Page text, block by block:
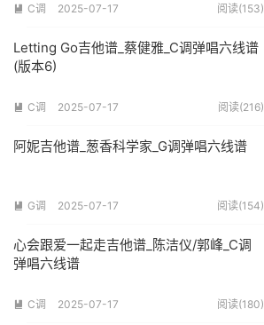
 C调 2025-07-17 阅读(153)
Letting Go吉他谱_蔡健雅_C调弹唱六线谱
(版本6)
 C调 2025-07-17 阅读(216)
阿妮吉他谱_葱香科学家_G调弹唱六线谱
 G调 2025-07-17 阅读(154)
心会跟爱一起走吉他谱_陈洁仪/郭峰_C调
弹唱六线谱
 C调 2025-07-17 阅读(180)